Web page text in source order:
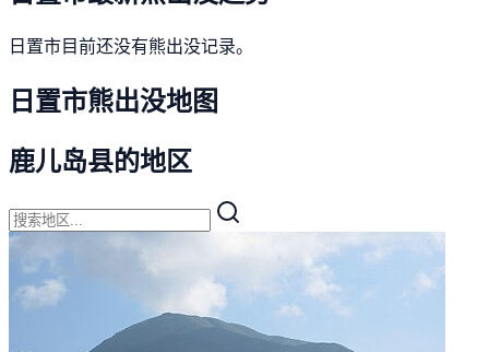
日置市目前还没有熊出没记录。
日置市熊出没地图
鹿儿岛县的地区